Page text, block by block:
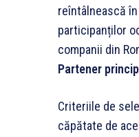
reîntâlnească
participanților
companii din
Partener
Criteriile de
căpătate de